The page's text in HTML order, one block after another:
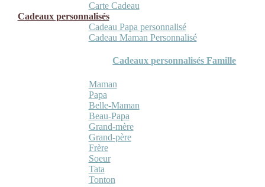
Carte Cadeau
Cadeaux personnalisés
Cadeau Papa personnalisé
Cadeau Maman Personnalisé
Cadeaux personnalisés Famille
Maman
Papa
Belle-Maman
Beau-Papa
Grand-mère
Grand-père
Frère
Soeur
Tata
Tonton